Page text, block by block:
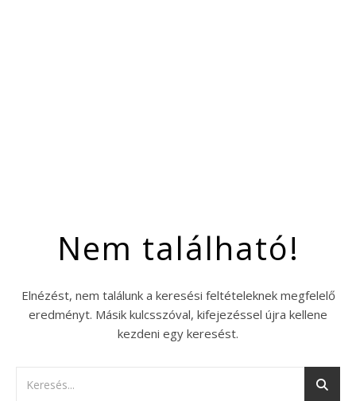
Nem található!
Elnézést, nem találunk a keresési feltételeknek megfelelő
eredményt. Másik kulcsszóval, kifejezéssel újra kellene
kezdeni egy keresést.